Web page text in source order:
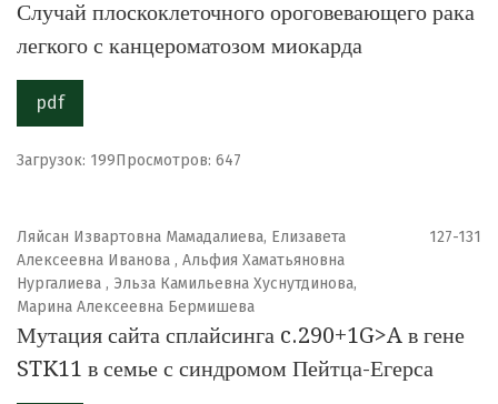
Случай плоскоклеточного ороговевающего рака
легкого с канцероматозом миокарда
pdf
Загрузок: 199Просмотров: 647
Ляйсан Извартовна Мамадалиева, Eлизавета
Алексеевна Иванова , Альфия Хаматьяновна
Нургалиева , Эльза Камильевна Хуснутдинова,
Марина Алексеевна Бермишева
127-131
Мутация сайта сплайсинга c.290+1G>A в гене
STK11 в семье с синдромом Пейтца-Егерса